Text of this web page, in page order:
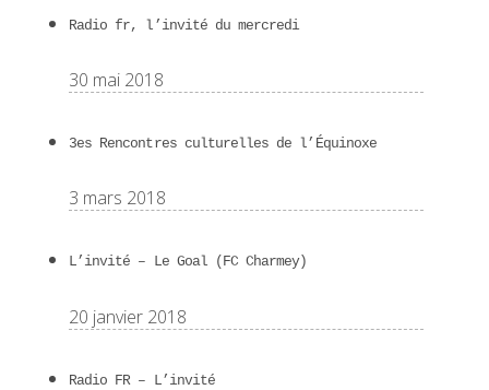
Radio fr, l’invité du mercredi
30 mai 2018
3es Rencontres culturelles de l’Équinoxe
3 mars 2018
L’invité – Le Goal (FC Charmey)
20 janvier 2018
Radio FR – L’invité